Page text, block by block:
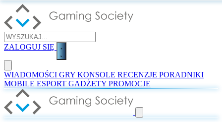
ZALOGUJ SIĘ
WIADOMOŚCI GRY KONSOLE RECENZJE PORADNIKI
MOBILE ESPORT GADŻETY PROMOCJE